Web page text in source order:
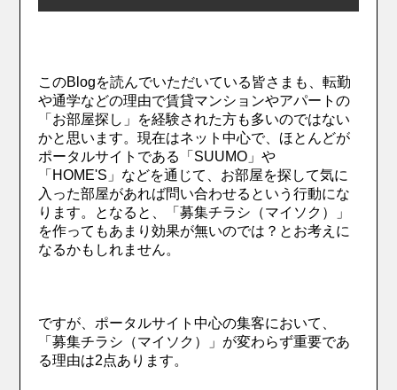
このBlogを読んでいただいている皆さまも、転勤
や通学などの理由で賃貸マンションやアパートの
「お部屋探し」を経験された方も多いのではない
かと思います。現在はネット中心で、ほとんどが
ポータルサイトである「SUUMO」や
「HOME'S」などを通じて、お部屋を探して気に
入った部屋があれば問い合わせるという行動にな
ります。となると、「募集チラシ（マイソク）」
を作ってもあまり効果が無いのでは？とお考えに
なるかもしれません。
ですが、ポータルサイト中心の集客において、
「募集チラシ（マイソク）」が変わらず重要であ
る理由は2点あります。